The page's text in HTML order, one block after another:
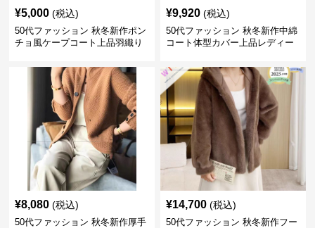
¥5,000 (税込)
50代ファッション 秋冬新作ポン
チョ風ケープコート上品羽織り
¥9,920 (税込)
50代ファッション 秋冬新作中綿
コート体型カバー上品レディー
¥8,080 (税込)
50代ファッション 秋冬新作厚手
¥14,700 (税込)
50代ファッション 秋冬新作フー